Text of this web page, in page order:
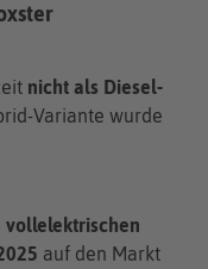
nicht als Diesel-
Variante wurde
vollelektrischen
auf den Markt